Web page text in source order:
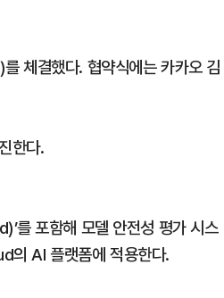
체결했다. 협약식에는 카카오 김
한다.
를 포함해 모델 안전성 평가 시스
AI 플랫폼에 적용한다.